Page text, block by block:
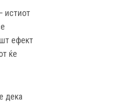
истиот
ефект
ќе
дека